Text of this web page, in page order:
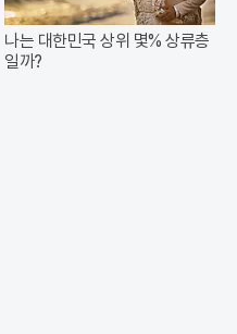
나는 대한민국 상위 몇% 상류층
일까?